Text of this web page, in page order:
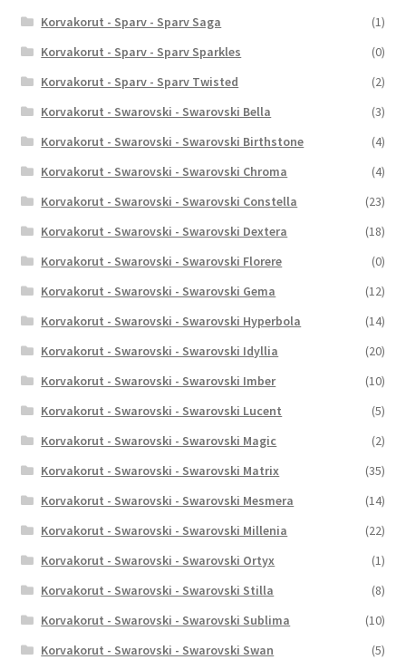
Korvakorut - Sparv - Sparv Saga
(1)
Korvakorut - Sparv - Sparv Sparkles
(0)
Korvakorut - Sparv - Sparv Twisted
(2)
Korvakorut - Swarovski - Swarovski Bella
(3)
Korvakorut - Swarovski - Swarovski Birthstone
(4)
Korvakorut - Swarovski - Swarovski Chroma
(4)
Korvakorut - Swarovski - Swarovski Constella
(23)
Korvakorut - Swarovski - Swarovski Dextera
(18)
Korvakorut - Swarovski - Swarovski Florere
(0)
Korvakorut - Swarovski - Swarovski Gema
(12)
Korvakorut - Swarovski - Swarovski Hyperbola
(14)
Korvakorut - Swarovski - Swarovski Idyllia
(20)
Korvakorut - Swarovski - Swarovski Imber
(10)
Korvakorut - Swarovski - Swarovski Lucent
(5)
Korvakorut - Swarovski - Swarovski Magic
(2)
Korvakorut - Swarovski - Swarovski Matrix
(35)
Korvakorut - Swarovski - Swarovski Mesmera
(14)
Korvakorut - Swarovski - Swarovski Millenia
(22)
Korvakorut - Swarovski - Swarovski Ortyx
(1)
Korvakorut - Swarovski - Swarovski Stilla
(8)
Korvakorut - Swarovski - Swarovski Sublima
(10)
Korvakorut - Swarovski - Swarovski Swan
(5)